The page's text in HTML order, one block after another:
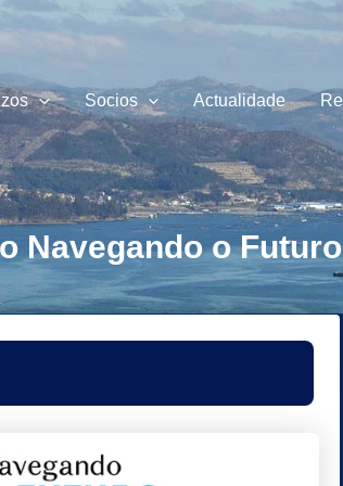
Socios Actualidade
Navegando o Futuro